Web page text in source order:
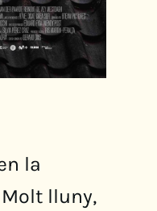
la
lluny,